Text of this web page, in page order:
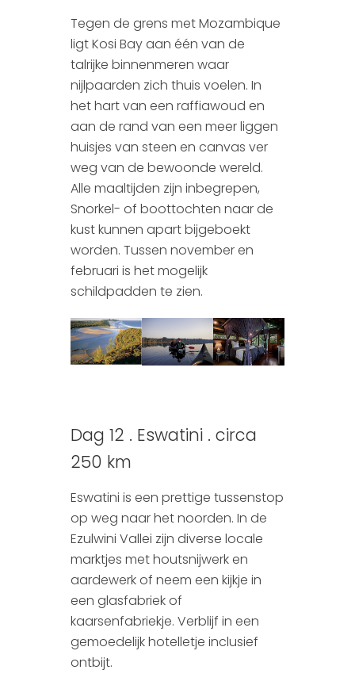
Tegen de grens met Mozambique
ligt Kosi Bay aan één van de
talrijke binnenmeren waar
nijlpaarden zich thuis voelen. In
het hart van een raffiawoud en
aan de rand van een meer liggen
huisjes van steen en canvas ver
weg van de bewoonde wereld.
Alle maaltijden zijn inbegrepen,
Snorkel- of boottochten naar de
kust kunnen apart bijgeboekt
worden. Tussen november en
februari is het mogelijk
schildpadden te zien.
Dag 12 . Eswatini . circa
250 km
Eswatini is een prettige tussenstop
op weg naar het noorden. In de
Ezulwini Vallei zijn diverse locale
marktjes met houtsnijwerk en
aardewerk of neem een kijkje in
een glasfabriek of
kaarsenfabriekje. Verblijf in een
gemoedelijk hotelletje inclusief
ontbijt.